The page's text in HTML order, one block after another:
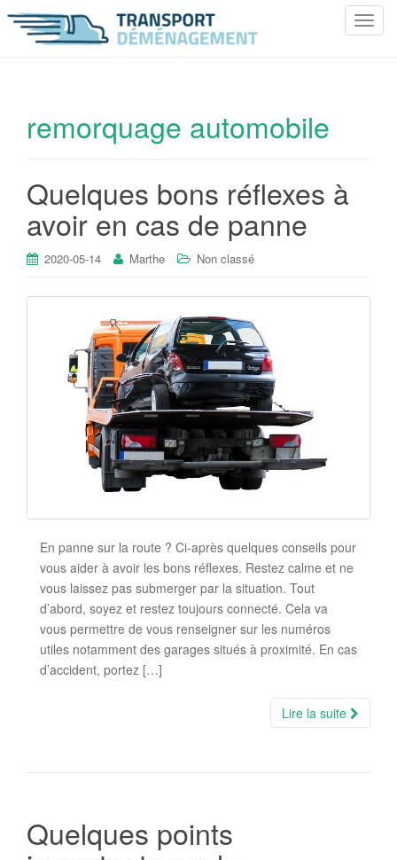
T
remorquage automobile
Quelques bons réflexes à
avoir en cas de panne
2020-05-14 Marthe Non classé
En panne sur la route ? Ci-après quelques conseils pour
vous aider à avoir les bons réflexes. Restez calme et ne
vous laissez pas submerger par la situation. Tout
d’abord, soyez et restez toujours connecté. Cela va
vous permettre de vous renseigner sur les numéros
utiles notamment des garages situés à proximité. En cas
d’accident, portez […]
Lire la suite
Quelques points